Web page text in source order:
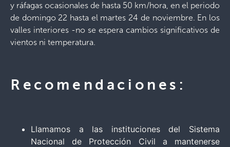
y ráfagas ocasionales de hasta 50 km/hora, en el periodo
de domingo 22 hasta el martes 24 de noviembre. En los
valles interiores -no se espera cambios significativos de
vientos ni temperatura.
Recomendaciones:
Llamamos a las instituciones del Sistema
Nacional de Protección Civil a mantenerse